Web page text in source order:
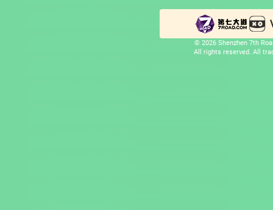
© 2026 Shenzhen 7th
All rights reserved. All